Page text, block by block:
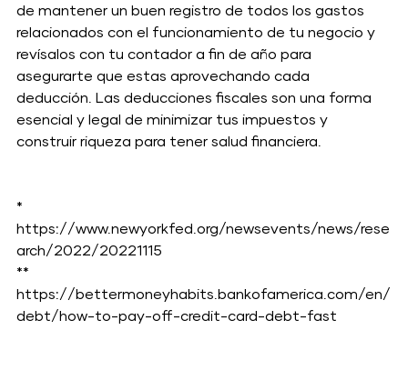
de mantener un buen registro de todos los gastos
relacionados con el funcionamiento de tu negocio y
revísalos con tu contador a fin de año para
asegurarte que estas aprovechando cada
deducción. Las deducciones fiscales son una forma
esencial y legal de minimizar tus impuestos y
construir riqueza para tener salud financiera.
*
https://www.newyorkfed.org/newsevents/news/rese
arch/2022/20221115
**
https://bettermoneyhabits.bankofamerica.com/en/
debt/how-to-pay-off-credit-card-debt-fast